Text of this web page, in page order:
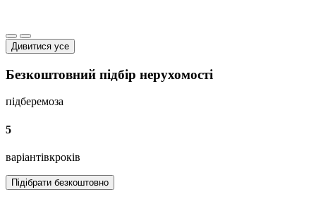
Дивитися усе
Безкоштовний підбір нерухомості
підберемоза
5
варіантівкроків
Підібрати безкоштовно